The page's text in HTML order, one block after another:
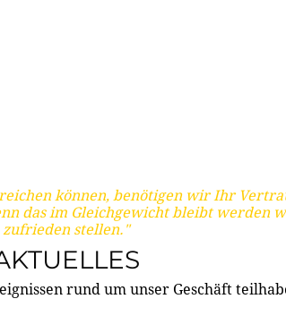
können, benötigen wir Ihr
das im Gleichgewicht bleibt
zufrieden stellen."
rund um unser Geschäft